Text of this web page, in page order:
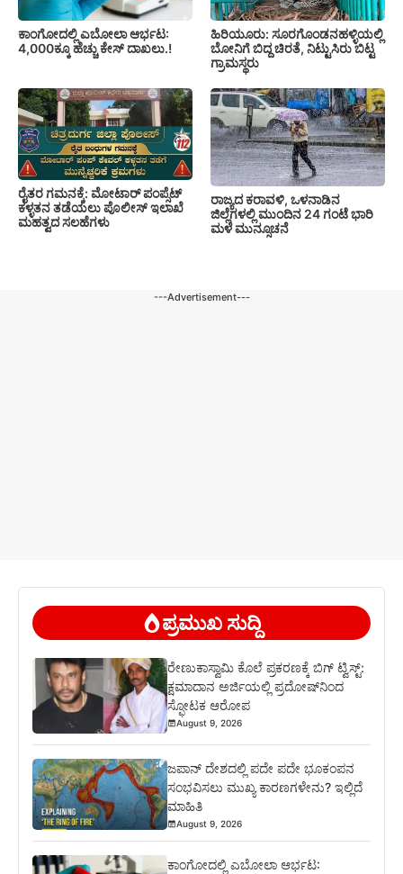
ಕಾಂಗೋದಲ್ಲಿ ಎಬೋಲಾ ಆರ್ಭಟ:
4,000ಕ್ಕೂ ಹೆಚ್ಚು ಕೇಸ್ ದಾಖಲು.!
ಹಿರಿಯೂರು: ಸೂರಗೊಂಡನಹಳ್ಳಿಯಲ್ಲಿ
ಬೋನಿಗೆ ಬಿದ್ದ ಚಿರತೆ, ನಿಟ್ಟುಸಿರು ಬಿಟ್ಟ
ಗ್ರಾಮಸ್ಥರು
ರೈತರ ಗಮನಕ್ಕೆ: ಮೋಟಾರ್ ಪಂಪ್ಸೆಟ್
ಕಳ್ಳತನ ತಡೆಯಲು ಪೊಲೀಸ್ ಇಲಾಖೆ
ಮಹತ್ವದ ಸಲಹೆಗಳು
ರಾಜ್ಯದ ಕರಾವಳಿ, ಒಳನಾಡಿನ
ಜಿಲ್ಲೆಗಳಲ್ಲಿ ಮುಂದಿನ 24 ಗಂಟೆ ಭಾರಿ
ಮಳೆ ಮುನ್ಸೂಚನೆ
---Advertisement---
ಪ್ರಮುಖ ಸುದ್ದಿ
ರೇಣುಕಾಸ್ವಾಮಿ ಕೊಲೆ ಪ್ರಕರಣಕ್ಕೆ ಬಿಗ್ ಟ್ವಿಸ್ಟ್:
ಕ್ಷಮಾದಾನ ಅರ್ಜಿಯಲ್ಲಿ ಪ್ರದೋಷ್‌ನಿಂದ
ಸ್ಫೋಟಕ ಆರೋಪ
August 9, 2026
ಜಪಾನ್ ದೇಶದಲ್ಲಿ ಪದೇ ಪದೇ ಭೂಕಂಪನ
ಸಂಭವಿಸಲು ಮುಖ್ಯ ಕಾರಣಗಳೇನು? ಇಲ್ಲಿದೆ
ಮಾಹಿತಿ
August 9, 2026
ಕಾಂಗೋದಲ್ಲಿ ಎಬೋಲಾ ಆರ್ಭಟ: